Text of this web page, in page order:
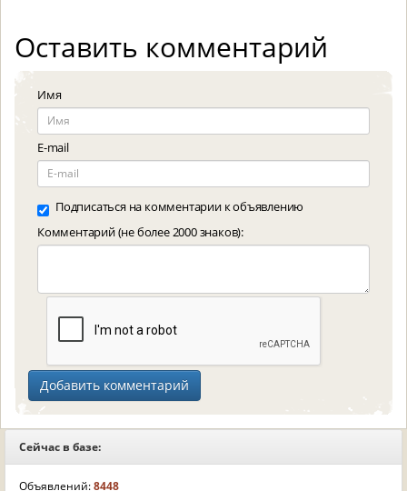
Оставить комментарий
Имя
E-mail
Подписаться на комментарии к объявлению
Комментарий (не более 2000 знаков):
Сейчас в базе:
Объявлений:8448